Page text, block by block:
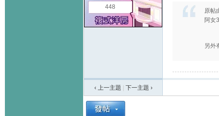
448
原帖
阿女
另外
‹ 上一主題 下一主題 ›